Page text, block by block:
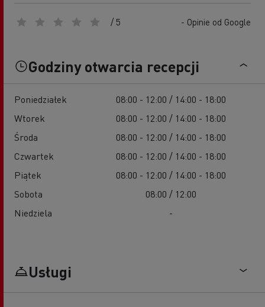
/ 5 - Opinie od Google
Godziny otwarcia recepcji
Poniedziałek
08:00 - 12:00 / 14:00 - 18:00
Wtorek
08:00 - 12:00 / 14:00 - 18:00
Środa
08:00 - 12:00 / 14:00 - 18:00
Czwartek
08:00 - 12:00 / 14:00 - 18:00
Piątek
08:00 - 12:00 / 14:00 - 18:00
Sobota
08:00 / 12:00
Niedziela
-
Usługi